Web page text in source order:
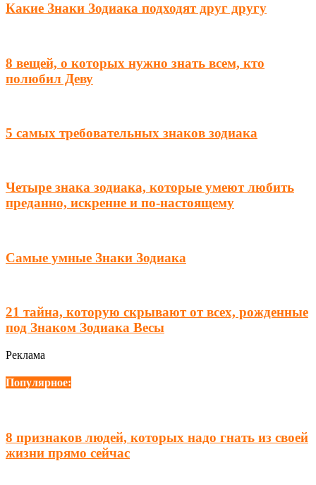
Какие Знаки Зодиака подходят друг другу
8 вещей, о которых нужно знать всем, кто
полюбил Деву
5 самых требовательных знаков зодиака
Четыре знака зодиака, которые умеют любить
преданно, искренне и по-настоящему
Самые умные Знаки Зодиака
21 тайна, которую скрывают от всех, рожденные
под Знаком Зодиака Весы
Реклама
Популярное:
8 признаков людей, которых надо гнать из своей
жизни прямо сейчас